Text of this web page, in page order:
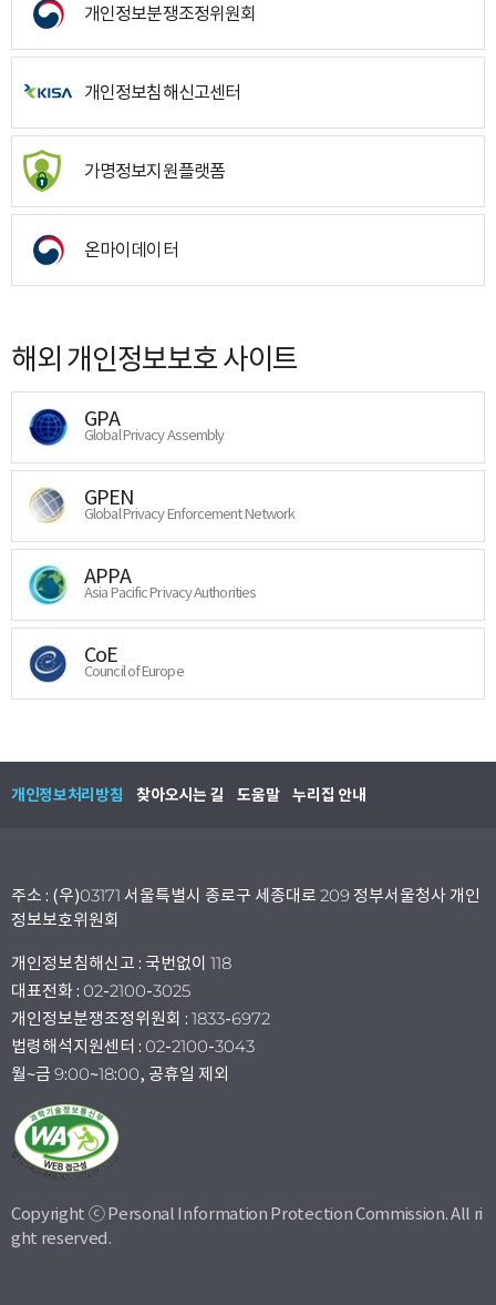
개인정보분쟁조정위원회
개인정보침해신고센터
가명정보지원플랫폼
온마이데이터
해외 개인정보보호 사이트
GPA
Global Privacy Assembly
GPEN
Global Privacy Enforcement Network
APPA
Asia Pacific Privacy Authorities
CoE
Council of Europe
개인정보처리방침 찾아오시는 길 도움말 누리집 안내
주소 : (우)03171 서울특별시 종로구 세종대로 209 정부서울청사 개인
정보보호위원회
개인정보침해신고 : 국번없이 118
대표전화 : 02-2100-3025
개인정보분쟁조정위원회 : 1833-6972
법령해석지원센터 : 02-2100-3043
월~금 9:00~18:00, 공휴일 제외
Copyright ⓒ Personal Information Protection Commission. All ri
ght reserved.